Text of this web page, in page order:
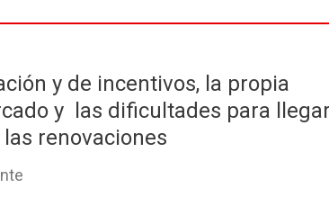
y de incentivos, la propia
y las dificultades para
renovaciones